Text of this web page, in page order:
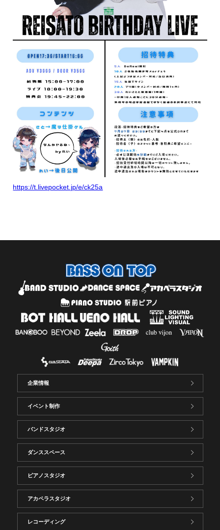
https://t.livepocket.jp/e/ck25a
企業情報
イベント制作
バンドスタジオ
ダンススペース
ピアノスタジオ
アカペラスタジオ
レコーディング